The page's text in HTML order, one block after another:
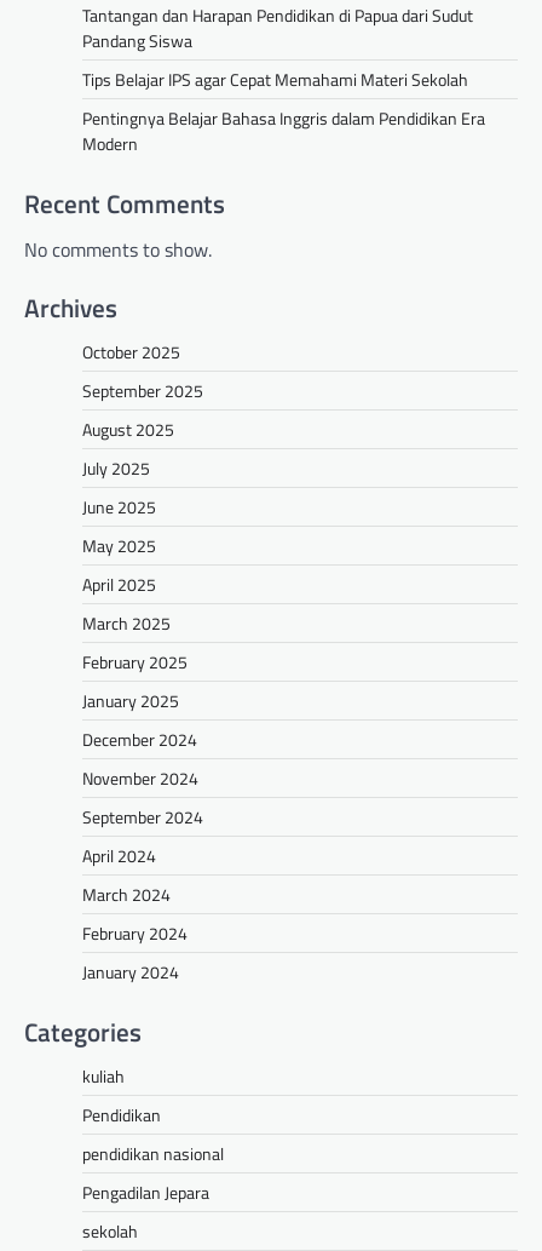
Tantangan dan Harapan Pendidikan di Papua dari Sudut
Pandang Siswa
Tips Belajar IPS agar Cepat Memahami Materi Sekolah
Pentingnya Belajar Bahasa Inggris dalam Pendidikan Era
Modern
Recent Comments
No comments to show.
Archives
October 2025
September 2025
August 2025
July 2025
June 2025
May 2025
April 2025
March 2025
February 2025
January 2025
December 2024
November 2024
September 2024
April 2024
March 2024
February 2024
January 2024
Categories
kuliah
Pendidikan
pendidikan nasional
Pengadilan Jepara
sekolah